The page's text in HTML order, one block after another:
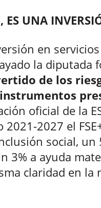
ES UNA
en
la diputada
de los
instrumentos
oficial de la
2027 el
social, un
3% a ayuda
claridad en la